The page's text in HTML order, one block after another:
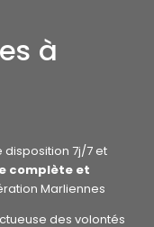
à
disposition 7j/7 et
complète et
Marliennes
des volontés